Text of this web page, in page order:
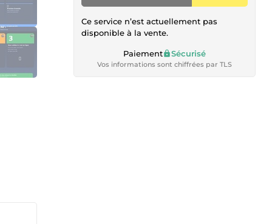
Ce service n’est actuellement pas
disponible à la vente.
Paiement Sécurisé
Vos informations sont chiffrées par TLS